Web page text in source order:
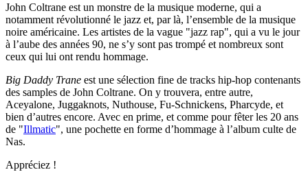
John Coltrane est un monstre de la musique moderne, qui a
notamment révolutionné le jazz et, par là, l’ensemble de la musique
noire américaine. Les artistes de la vague "jazz rap", qui a vu le jour
à l’aube des années 90, ne s’y sont pas trompé et nombreux sont
ceux qui lui ont rendu hommage.
Big Daddy Trane est une sélection fine de tracks hip-hop contenants
des samples de John Coltrane. On y trouvera, entre autre,
Aceyalone, Juggaknots, Nuthouse, Fu-Schnickens, Pharcyde, et
bien d’autres encore. Avec en prime, et comme pour fêter les 20 ans
de "Illmatic", une pochette en forme d’hommage à l’album culte de
Nas.
Appréciez !